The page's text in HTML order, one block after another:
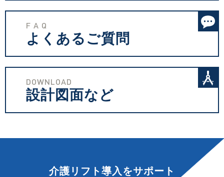
F A Q
よくあるご質問
DOWNLOAD
設計図面など
介護リフト導入をサポート